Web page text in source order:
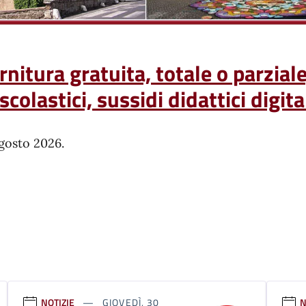
gratuita, totale o
sussidi didattici
2026.
NOTIZIE GIOVEDÌ, 30